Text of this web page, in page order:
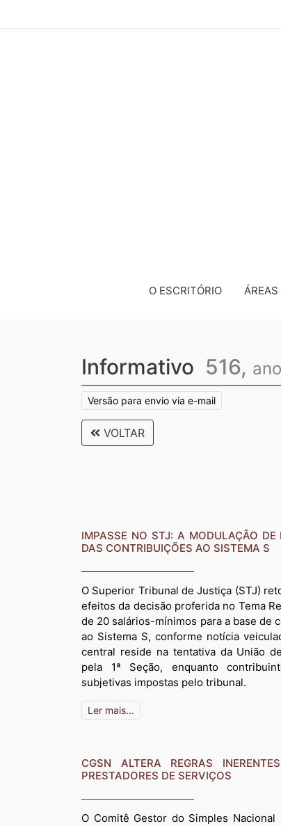
O ESCRITÓRIO ÁREAS
Informativo 516,
Versão para envio via e-mail
VOLTAR
IMPASSE NO STJ: A MODULAÇÃO
DAS CONTRIBUIÇÕES AO SISTEMA S
O Superior Tribunal de Justiça (STJ)
efeitos da decisão proferida no Tema
de 20 salários-mínimos para a base de
ao Sistema S, conforme notícia
central reside na tentativa da União
pela 1ª Seção, enquanto
subjetivas impostas pelo tribunal.
Ler mais...
CGSN ALTERA REGRAS
PRESTADORES DE SERVIÇOS
O Comitê Gestor do Simples